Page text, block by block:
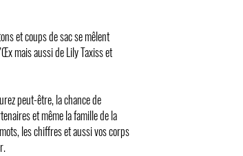
et coups de sac se mêlent
mais aussi de Lily Taxiss et
peut-être, la chance de
et même la famille de la
les chiffres et aussi vos corps